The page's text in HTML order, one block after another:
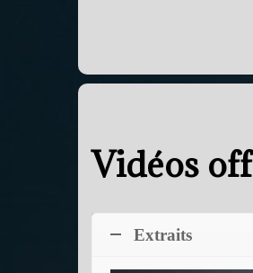
Vidéos off
Extraits